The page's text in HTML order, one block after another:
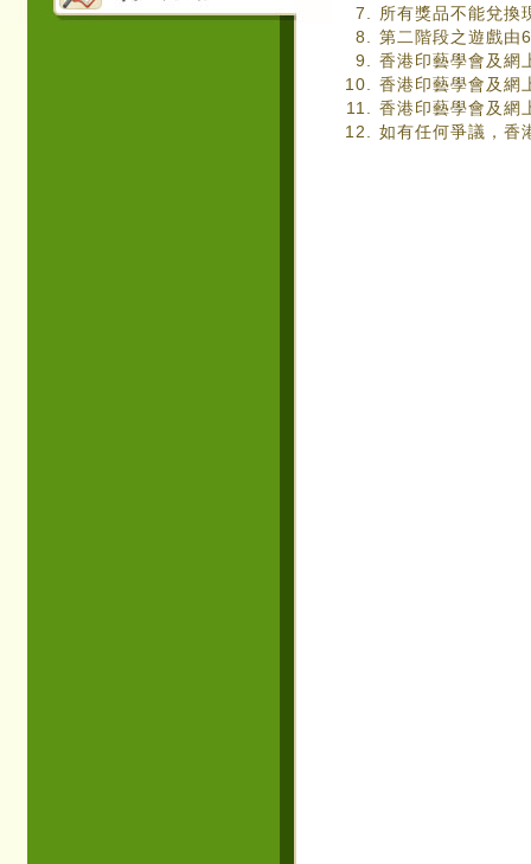
所有獎品不能兌換
第二階段之遊戲由
香港印藝學會及網
香港印藝學會及網
香港印藝學會及網
如有任何爭議，香